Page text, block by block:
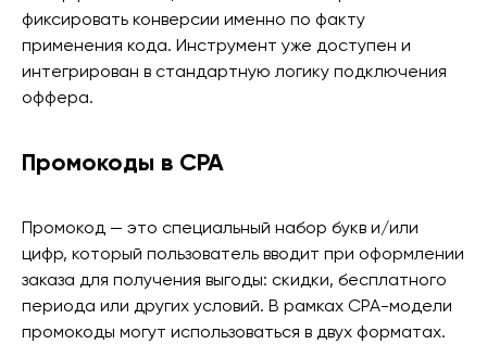
фиксировать конверсии именно по факту
применения кода. Инструмент уже доступен и
интегрирован в стандартную логику подключения
оффера.
Промокоды в CPA
Промокод — это специальный набор букв и/или
цифр, который пользователь вводит при оформлении
заказа для получения выгоды: скидки, бесплатного
периода или других условий. В рамках CPA-модели
промокоды могут использоваться в двух форматах.